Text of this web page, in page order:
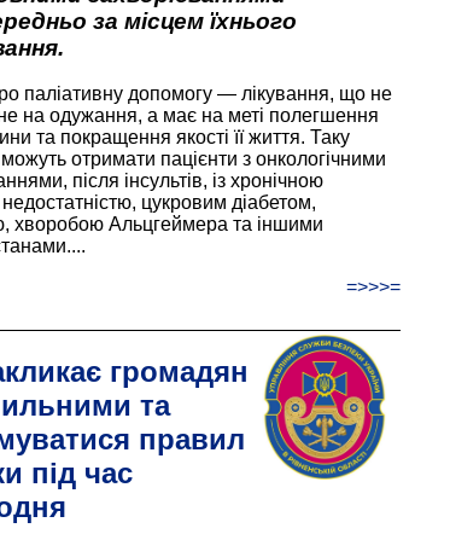
за місцем їхнього
паліативну допомогу — лікування, що не
на одужання, а має на меті полегшення
та покращення якості її життя. Таку
отримати пацієнти з онкологічними
після інсультів, із хронічною
цукровим діабетом,
хворобою Альцгеймера та іншими
=>>>=
громадян
та
правил
під час